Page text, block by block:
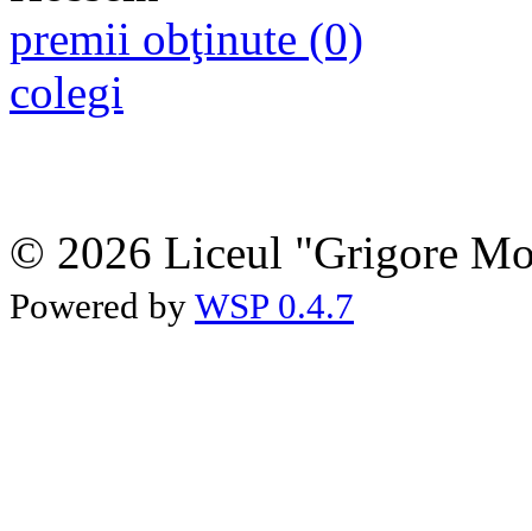
premii obţinute (0)
colegi
© 2026 Liceul "Grigore
Powered by WSP 0.4.7